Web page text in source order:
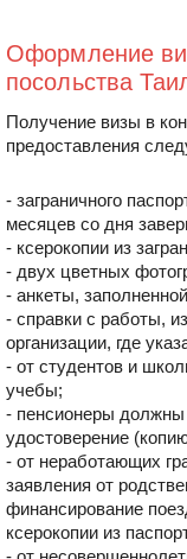
Оформление
посольства
Получение визы в
предоставления
- заграничного
месяцев со дня
- ксерокопии из
- двух цветных
- анкеты,
- справки с работы,
организации, где
- от студентов и
учебы;
- пенсионеры должны
удостоверение
- от неработающих
заявления от
финансирование
ксерокопии из